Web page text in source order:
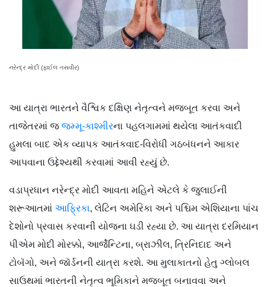
નરેન્દ્ર મોદી (ફાઈલ તસવીર)
આ યાત્રા ભારતને વૈશ્વિક દક્ષિણ નેતૃત્વને મજબૂત કરવા અને
તાજેતરમાં જ જમ્મૂ-કાશ્મીરના પહલગામમાં થયેલા આતંકવાદી
હુમલા બાદ એક વ્યાપક આતંકવાદ-વિરોધી ગઠબંધનને આકાર
આપવાના ઉદ્દેશ્યથી કરવામાં આવી રહ્યું છે.
વડાપ્રધાન નરેન્દ્ર મોદી આવતા મહિને એટલે કે જુલાઈની
શરૂઆતમાં આફ્રિકા, લેટિન અમેરિકા અને પશ્ચિમ એશિયાના પાંચ
દેશોનો પ્રવાસ કરવાની યોજના ઘડી રહ્યા છે. આ યાત્રા દરમિયાન
પીએમ મોદી મોરક્કો, આર્જેન્ટિના, બ્રાઝીલ, ત્રિનિદાદ અને
ટોબૅગો, અને જૉર્ડનની યાત્રા કરશે. આ મુલાકાતનો હેતુ ગ્લોબલ
સાઉથમાં ભારતની નેતૃત્વ ભૂમિકાને મજબૂત બનાવવા અને